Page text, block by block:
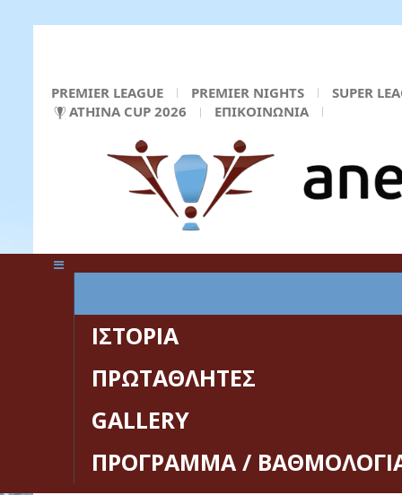
PREMIER LEAGUE PREMIER NIGHTS
SUPER
ATHINA CUP 2026
ΕΠΙΚΟΙΝΩΝΙΑ
ΙΣΤΟΡΙΑ
ΠΡΩΤΑΘΛΗΤΕΣ
GALLERY
ΠΡΟΓΡΑΜΜΑ /